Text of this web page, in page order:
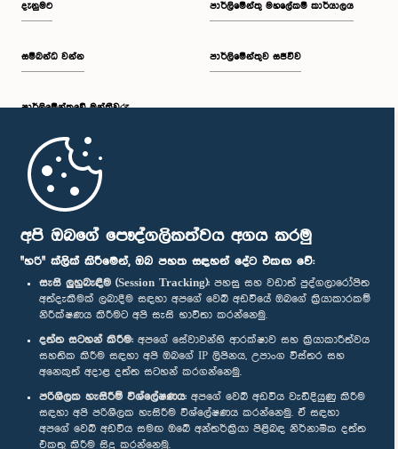
අපි ඔබගේ පෞද්ගලිකත්වය අගය කරමු
"හරි" ක්ලික් කිරීමෙන්, ඔබ පහත සඳහන් දේට එකඟ වේ:
සැසි ලුහුබැඳීම (Session Tracking): පහසු සහ වඩාත් පුද්ගලාරෝපිත
අත්දැකීමක් ලබාදීම සඳහා අපගේ වෙබ් අඩවියේ ඔබගේ ක්‍රියාකාරකම්
නිරීක්ෂණය කිරීමට අපි සැසි භාවිතා කරන්නෙමු.
දත්ත සටහන් කිරීම: අපගේ සේවාවන්හි ආරක්ෂාව සහ ක්‍රියාකාරීත්වය
සහතික කිරීම සඳහා අපි ඔබගේ IP ලිපිනය, උපාංග විස්තර සහ
අනෙකුත් අදාළ දත්ත සටහන් කරගන්නෙමු.
පරිශීලක හැසිරීම් විශ්ලේෂණය: අපගේ වෙබ් අඩවිය වැඩිදියුණු කිරීම
සඳහා අපි පරිශීලක හැසිරීම විශ්ලේෂණය කරන්නෙමු. ඒ සඳහා
අපගේ වෙබ් අඩවිය සමඟ ඔබේ අන්තර්ක්‍රියා පිළිබඳ නිර්නාමික දත්ත
එකතු කිරීම සිදු කරන්නෙමු.
දැනුමට
සම්බන්ධ වන්න
පාර්ලි‌මේන්තුවේ මන්ත්‍රීවරු
මුල් පිටුව
පාර්ලිමේන්තු මහලේකම් කාර්යාලය
පාර්ලිමේන්තුව සජීවීව
පාර්ලිමේන්තු ජංගම යෙදුම
අප හා සම්බන්ධ වී සිටින්න :
සම්මාන
පෞද්ගලිකත්ව ප්‍රතිපත්තිය